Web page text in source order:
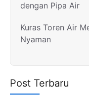
dengan Pipa Air
Kuras Toren Air
Nyaman
Post Terbaru